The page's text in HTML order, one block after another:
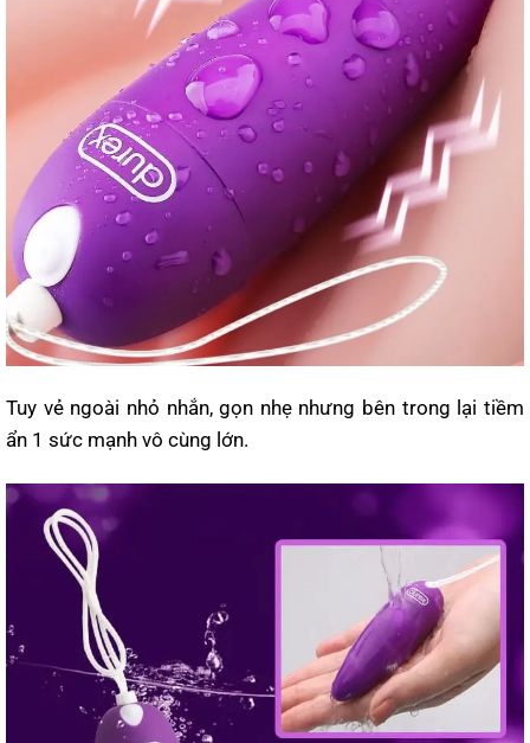
Tuy vẻ ngoài nhỏ nhắn, gọn nhẹ nhưng bên trong lại tiềm
ẩn 1 sức mạnh vô cùng lớn.